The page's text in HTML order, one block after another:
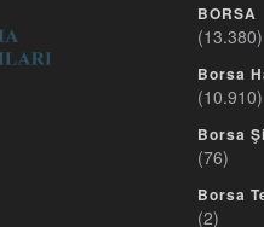
BORSA
(13.380)
Borsa
(10.910)
Borsa
(76)
Borsa
(2)